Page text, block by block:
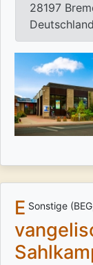
28197
Deutschland
Sonstige
E